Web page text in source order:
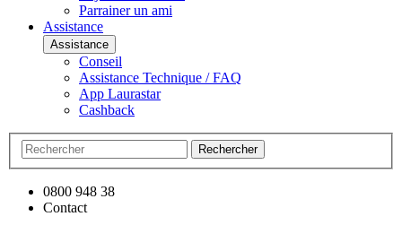
Parrainer un ami
Assistance
Assistance
Conseil
Assistance Technique / FAQ
App Laurastar
Cashback
Rechercher
0800 948 38
Contact